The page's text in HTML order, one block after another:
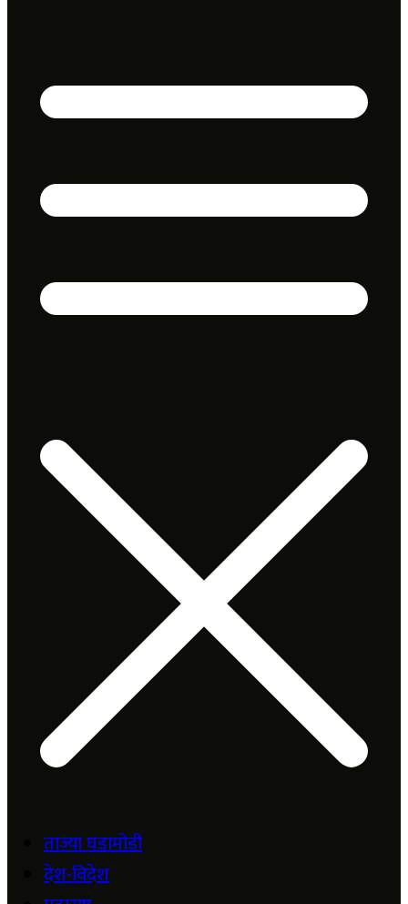
ताज्या घडामोडी
देश-विदेश